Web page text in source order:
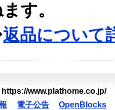
す。
返品について
https://www.plathome.co.jp/
電子公告 OpenBlocks